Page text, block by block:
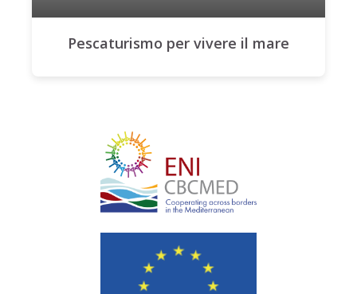
Pescaturismo per vivere il mare